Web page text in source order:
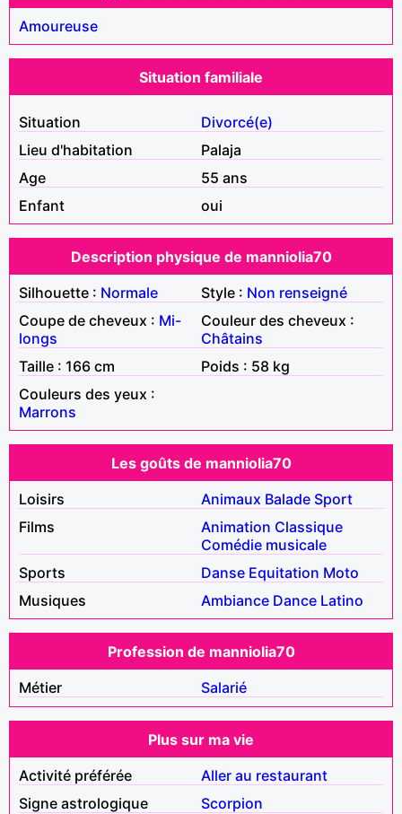
Amoureuse
Situation familiale
Situation
Divorcé(e)
Lieu d'habitation
Palaja
Age
55 ans
Enfant
oui
Description physique de manniolia70
Silhouette : Normale Style : Non renseigné
Coupe de cheveux : Mi-
longs
Couleur des cheveux :
Châtains
Taille : 166 cm
Poids : 58 kg
Couleurs des yeux :
Marrons
Les goûts de manniolia70
Loisirs
Animaux Balade Sport
Films
Animation Classique
Comédie musicale
Sports
Danse Equitation Moto
Musiques
Ambiance Dance Latino
Profession de manniolia70
Métier
Salarié
Plus sur ma vie
Activité préférée
Aller au restaurant
Signe astrologique
Scorpion